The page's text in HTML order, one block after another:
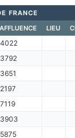
FRANCE
AFFLUENCE LIEU
4022
3792
3651
2197
7119
3903
5875